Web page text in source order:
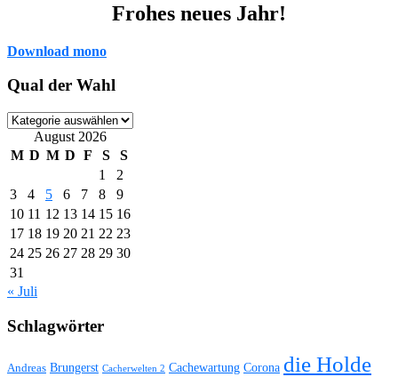
Frohes neues Jahr!
Download mono
Qual der Wahl
Qual
Wahl
August 2026
M D M D F S
S
1
2
3
4 5 6 7 8
9
10 11 12 13 14 15 16
17 18 19 20 21 22 23
24 25 26 27 28 29 30
31
« Juli
Schlagwörter
Andreas Brungerst Cacherwelten 2 Cachewartung Corona die Holde